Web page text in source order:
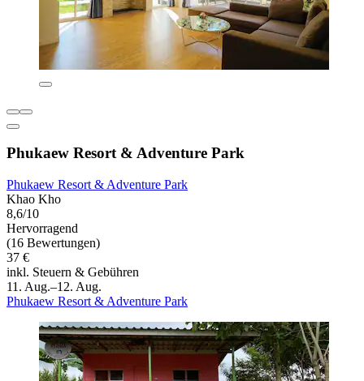
Phukaew Resort & Adventure Park
Phukaew Resort & Adventure Park
Khao Kho
8,6/10
Hervorragend
(16 Bewertungen)
37 €
inkl. Steuern & Gebühren
11. Aug.–12. Aug.
Phukaew Resort & Adventure Park